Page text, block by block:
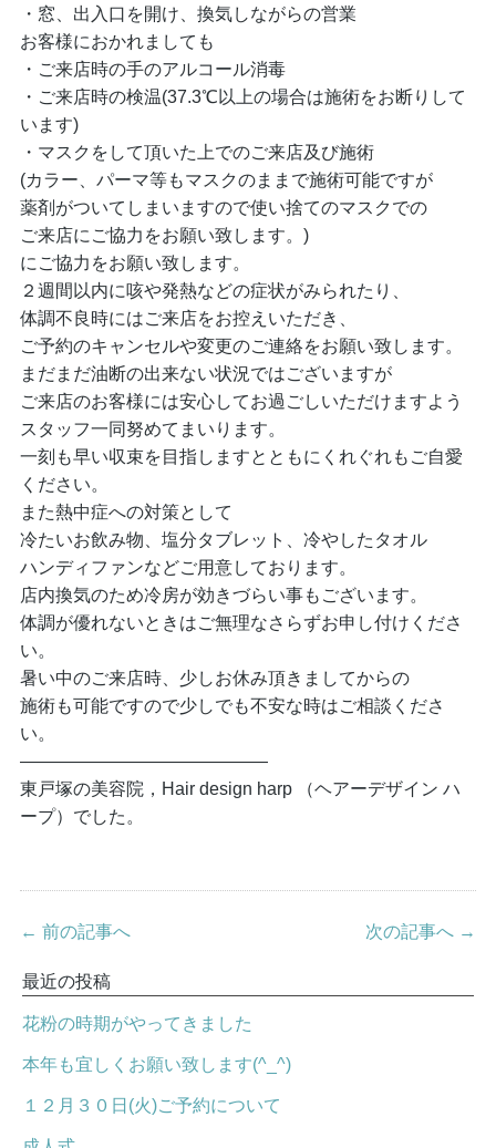
・窓、出入口を開け、換気しながらの営業
お客様におかれましても
・ご来店時の手のアルコール消毒
・ご来店時の検温(37.3℃以上の場合は施術をお断りして
います)
・マスクをして頂いた上でのご来店及び施術
(カラー、パーマ等もマスクのままで施術可能ですが
薬剤がついてしまいますので使い捨てのマスクでの
ご来店にご協力をお願い致します。)
にご協力をお願い致します。
２週間以内に咳や発熱などの症状がみられたり、
体調不良時にはご来店をお控えいただき、
ご予約のキャンセルや変更のご連絡をお願い致します。
まだまだ油断の出来ない状況ではございますが
ご来店のお客様には安心してお過ごしいただけますよう
スタッフ一同努めてまいります。
一刻も早い収束を目指しますとともにくれぐれもご自愛
ください。
また熱中症への対策として
冷たいお飲み物、塩分タブレット、冷やしたタオル
ハンディファンなどご用意しております。
店内換気のため冷房が効きづらい事もございます。
体調が優れないときはご無理なさらずお申し付けくださ
い。
暑い中のご来店時、少しお休み頂きましてからの
施術も可能ですので少しでも不安な時はご相談くださ
い。
——————————————
東戸塚の美容院，Hair design harp （ヘアーデザイン ハ
ープ）でした。
← 前の記事へ 次の記事へ →
最近の投稿
花粉の時期がやってきました
本年も宜しくお願い致します(^_^)
１２月３０日(火)ご予約について